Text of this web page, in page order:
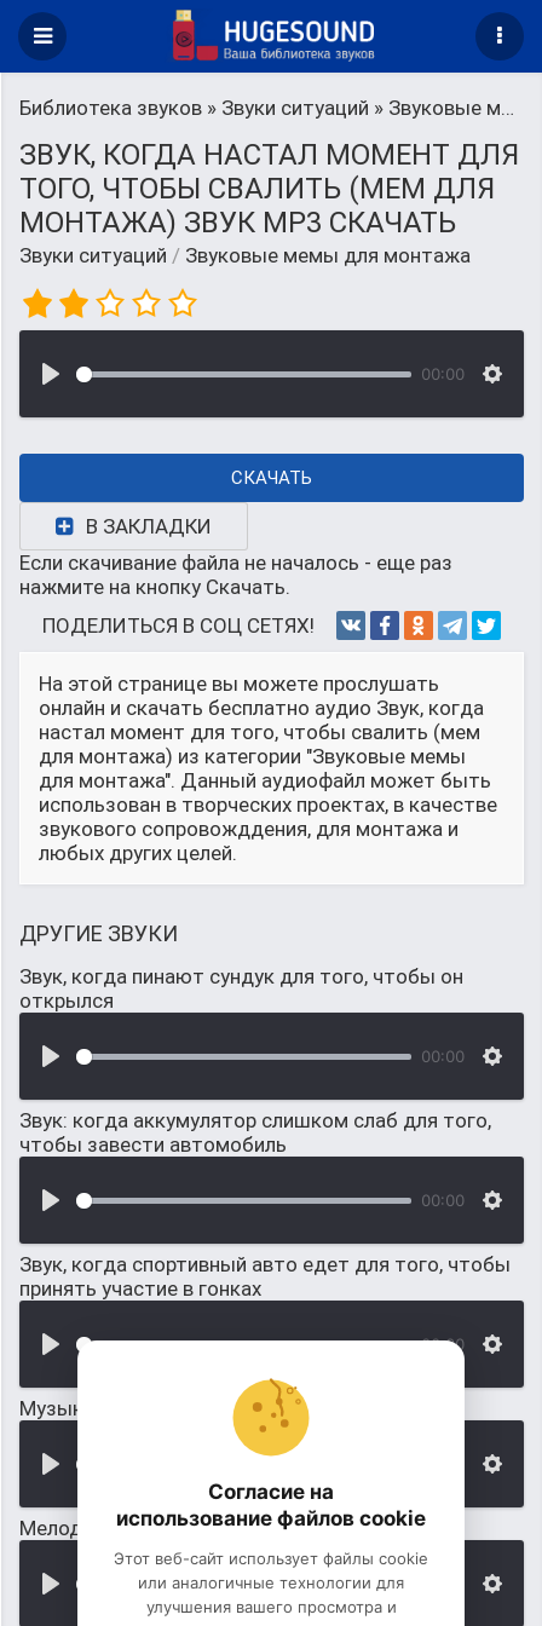
Библиотека звуков » Звуки ситуаций » Звуковые мемы для монтажа
ЗВУК, КОГДА НАСТАЛ МОМЕНТ ДЛЯ
ТОГО, ЧТОБЫ СВАЛИТЬ (МЕМ ДЛЯ
МОНТАЖА) ЗВУК MP3 СКАЧАТЬ
Звуки ситуаций / Звуковые мемы для монтажа
00:00
СКАЧАТЬ
В ЗАКЛАДКИ
Если скачивание файла не началось - еще раз
нажмите на кнопку Скачать.
ПОДЕЛИТЬСЯ В СОЦ СЕТЯХ!
На этой странице вы можете прослушать
онлайн и скачать бесплатно аудио Звук, когда
настал момент для того, чтобы свалить (мем
для монтажа) из категории "Звуковые мемы
для монтажа". Данный аудиофайл может быть
использован в творческих проектах, в качестве
звукового сопровожддения, для монтажа и
любых других целей.
ДРУГИЕ ЗВУКИ
Звук, когда пинают сундук для того, чтобы он
открылся
00:00
Звук: когда аккумулятор слишком слаб для того,
чтобы завести автомобиль
00:00
Звук, когда спортивный авто едет для того, чтобы
принять участие в гонках
00:00
Музыка для того, чтобы ни о чем ни думать
Мелодия, для того, чтобы подумать
Согласие на
использование файлов cookie
Этот веб-сайт использует файлы cookie
или аналогичные технологии для
улучшения вашего просмотра и